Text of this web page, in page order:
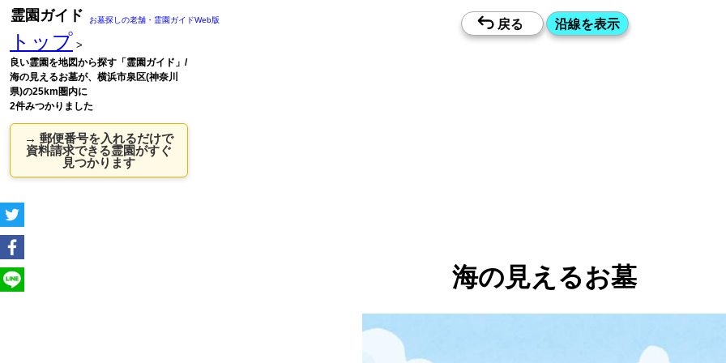
霊園ガイド お墓探しの老舗・霊園ガイドWeb版
トップ >
良い霊園を地図から探す「霊園ガイド」/
海の見えるお墓が、横浜市泉区(神奈川
県)の25km圏内に
2件みつかりました
→ 郵便番号を入れるだけで
資料請求できる霊園がすぐ
見つかります
海の見えるお墓